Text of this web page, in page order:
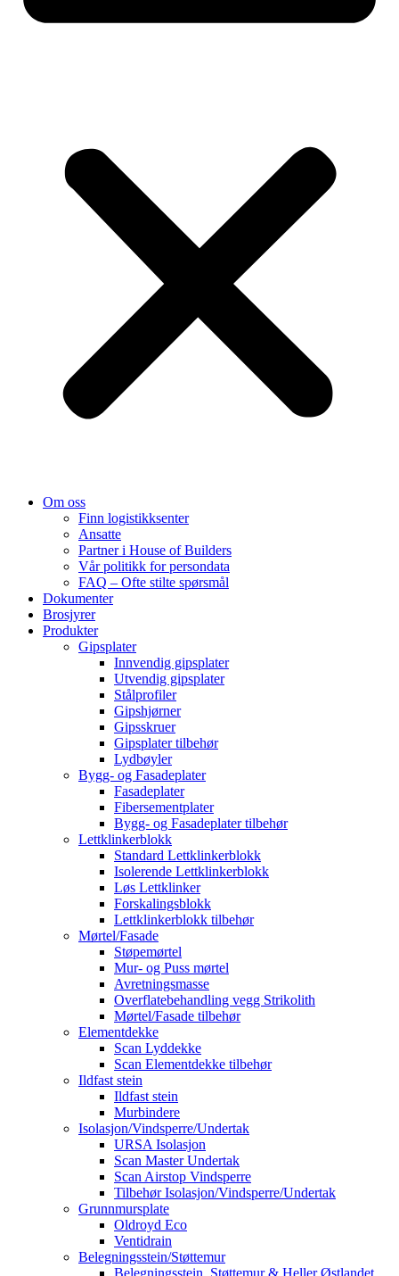
Om oss
Finn logistikksenter
Ansatte
Partner i House of Builders
Vår politikk for persondata
FAQ – Ofte stilte spørsmål
Dokumenter
Brosjyrer
Produkter
Gipsplater
Innvendig gipsplater
Utvendig gipsplater
Stålprofiler
Gipshjørner
Gipsskruer
Gipsplater tilbehør
Lydbøyler
Bygg- og Fasadeplater
Fasadeplater
Fibersementplater
Bygg- og Fasadeplater tilbehør
Lettklinkerblokk
Standard Lettklinkerblokk
Isolerende Lettklinkerblokk
Løs Lettklinker
Forskalingsblokk
Lettklinkerblokk tilbehør
Mørtel/Fasade
Støpemørtel
Mur- og Puss mørtel
Avretningsmasse
Overflatebehandling vegg Strikolith
Mørtel/Fasade tilbehør
Elementdekke
Scan Lyddekke
Scan Elementdekke tilbehør
Ildfast stein
Ildfast stein
Murbindere
Isolasjon/Vindsperre/Undertak
URSA Isolasjon
Scan Master Undertak
Scan Airstop Vindsperre
Tilbehør Isolasjon/Vindsperre/Undertak
Grunnmursplate
Oldroyd Eco
Ventidrain
Belegningsstein/Støttemur
Belegningsstein, Støttemur & Heller Østlandet